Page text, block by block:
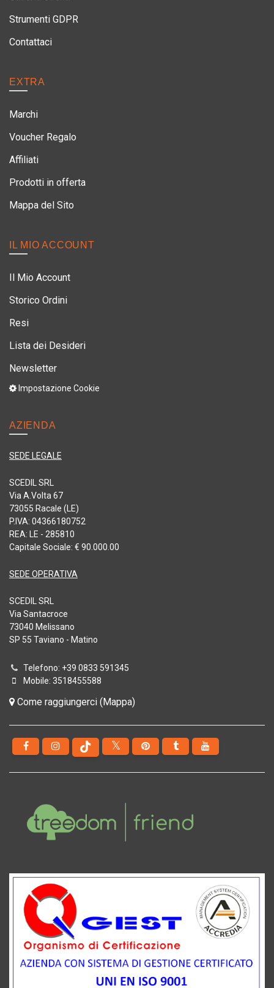
Strumenti GDPR
Contattaci
EXTRA
Marchi
Voucher Regalo
Affiliati
Prodotti in offerta
Mappa del Sito
IL MIO ACCOUNT
Il Mio Account
Storico Ordini
Resi
Lista dei Desideri
Newsletter
Impostazione Cookie
AZIENDA
SEDE LEGALE
SCEDIL SRL
Via A.Volta 67
73055 Racale (LE)
P.IVA: 04366180752
REA: LE - 285810
Capitale Sociale: € 90.000.00
SEDE OPERATIVA
SCEDIL SRL
Via Santacroce
73040 Melissano
SP 55 Taviano - Matino
Telefono: +39 0833 591345
Mobile: 3518455588
Come raggiungerci (Mappa)